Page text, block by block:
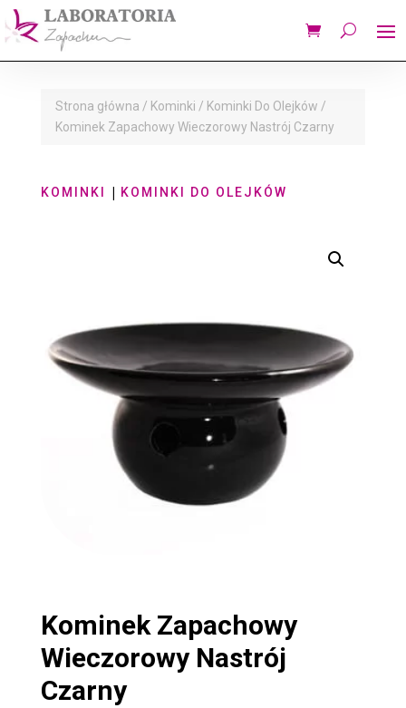
Strona główna / Kominki / Kominki Do Olejków /
Kominek Zapachowy Wieczorowy Nastrój Czarny
KOMINKI | KOMINKI DO OLEJKÓW
Kominek Zapachowy
Wieczorowy Nastrój
Czarny